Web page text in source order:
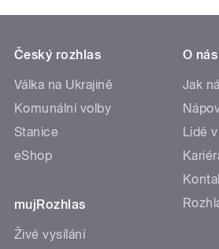
Český rozhlas
Válka na Ukrajině
Komunální volby
Stanice
eShop
mujRozhlas
Živé vysílání
O nás
Jak
Lidé